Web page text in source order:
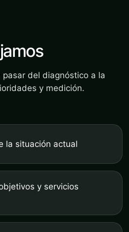
del diagnóstico a la
y medición.
la situación actual
y servicios